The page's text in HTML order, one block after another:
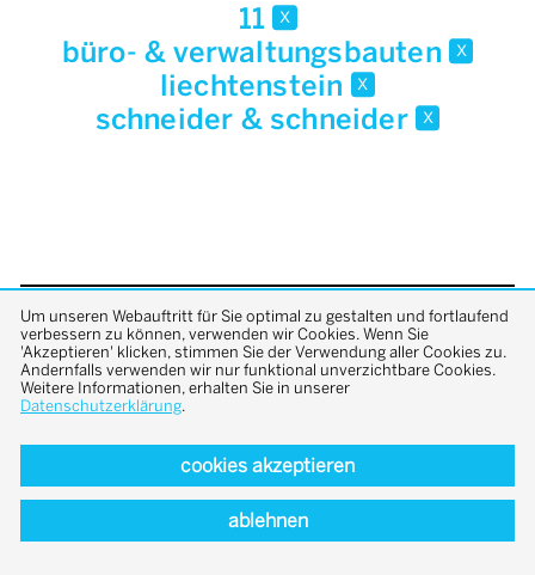
11 x
büro- & verwaltungsbauten x
liechtenstein x
schneider & schneider x
back to top
Um unseren Webauftritt für Sie optimal zu gestalten und fortlaufend
verbessern zu können, verwenden wir Cookies. Wenn Sie
'Akzeptieren' klicken, stimmen Sie der Verwendung aller Cookies zu.
Andernfalls verwenden wir nur funktional unverzichtbare Cookies.
Weitere Informationen, erhalten Sie in unserer
Datenschutzerklärung.
cookies akzeptieren
ablehnen